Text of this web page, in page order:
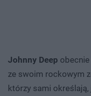
Johnny Deep
ze swoim rockowym
którzy sami określają,